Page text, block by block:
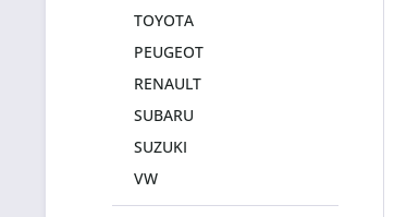
TOYOTA
PEUGEOT
RENAULT
SUBARU
SUZUKI
VW